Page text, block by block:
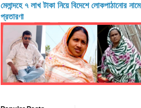
মেলান্দহে ৭ লাখ টাকা নিয়ে বিদেশে লোকপাঠানোর নামে
প্রতারণা